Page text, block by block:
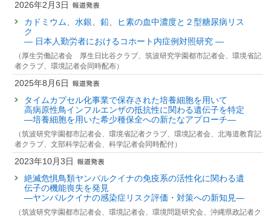
2026年2月3日
カドミウム、水銀、鉛、ヒ素の血中濃度と２型糖尿病リス
ク
— 日本人勤労者におけるコホート内症例対照研究 —
（厚生労働記者会 厚生日比谷クラブ、筑波研究学園都市記者会、環境省記
者クラブ、環境記者会同時配布）
2025年8月6日
タイムカプセル化事業で保存された培養細胞を用いて
高病原性鳥インフルエンザの抵抗性に関わる遺伝子を特定
—培養細胞を用いた希少種保全への新たなアプローチ—
（筑波研究学園都市記者会、環境省記者クラブ、環境記者会、北海道教育記
者クラブ、文部科学記者会、科学記者会同時配付）
2023年10月3日
絶滅危惧鳥類ヤンバルクイナの免疫系の活性化に関わる遺
伝子の機能喪失を発見
—ヤンバルクイナの感染症リスク評価・対策への新知見—
（筑波研究学園都市記者会、環境記者会、環境問題研究会、沖縄県政記者ク